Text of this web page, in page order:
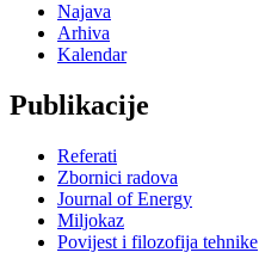
Najava
Arhiva
Kalendar
Publikacije
Referati
Zbornici radova
Journal of Energy
Miljokaz
Povijest i filozofija tehnike